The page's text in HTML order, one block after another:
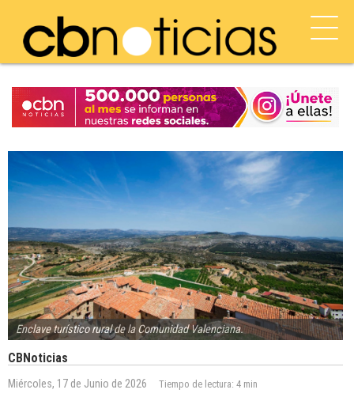
Enclave turístico rural de la Comunidad Valenciana.
CBNoticias
Miércoles, 17 de Junio de 2026 Tiempo de lectura: 4 min